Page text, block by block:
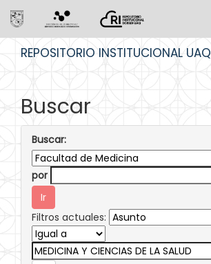
REPOSITORIO INSTITUCIONAL UAQ
Buscar
Buscar:
por
Filtros actuales: